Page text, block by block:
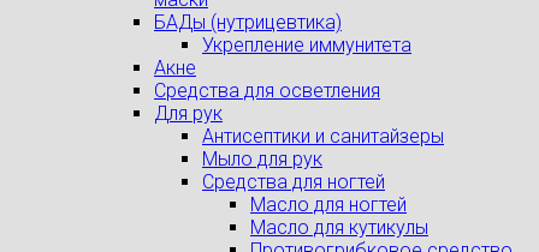
БАДы (нутрицевтика)
Укрепление иммунитета
Акне
Средства для осветления
Для рук
Антисептики и санитайзеры
Мыло для рук
Средства для ногтей
Масло для ногтей
Масло для кутикулы